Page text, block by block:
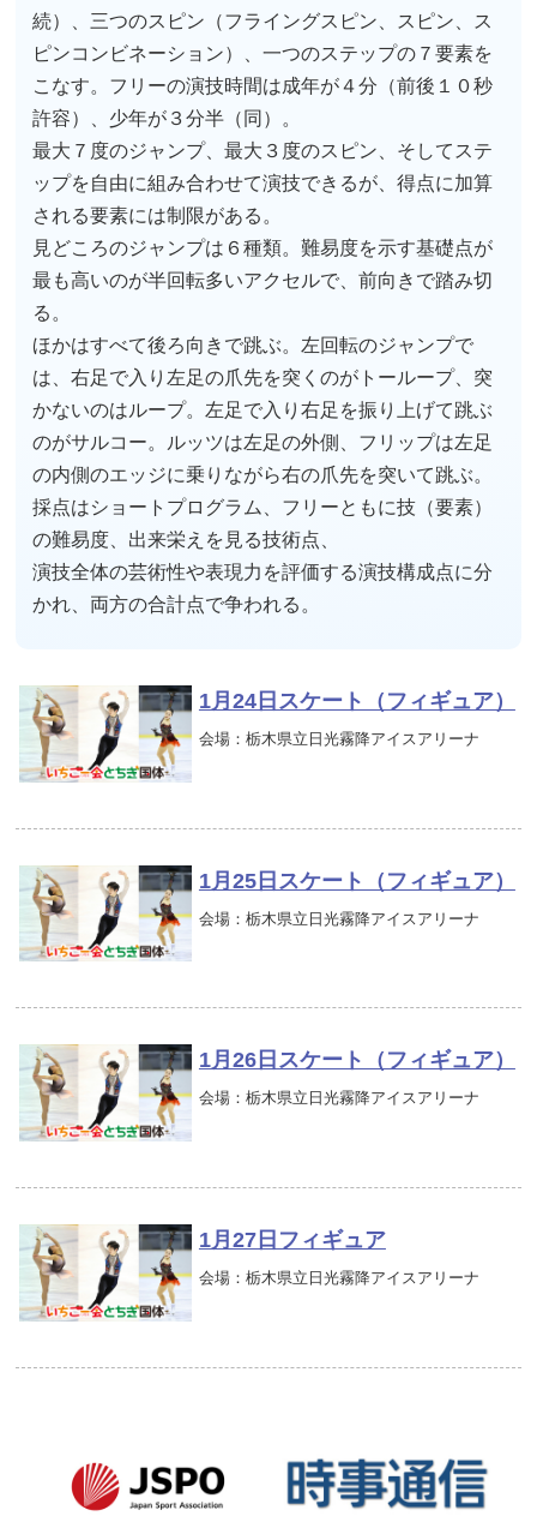
続）、三つのスピン（フライングスピン、スピン、ス
ピンコンビネーション）、一つのステップの７要素を
こなす。フリーの演技時間は成年が４分（前後１０秒
許容）、少年が３分半（同）。
最大７度のジャンプ、最大３度のスピン、そしてステ
ップを自由に組み合わせて演技できるが、得点に加算
される要素には制限がある。
見どころのジャンプは６種類。難易度を示す基礎点が
最も高いのが半回転多いアクセルで、前向きで踏み切
る。
ほかはすべて後ろ向きで跳ぶ。左回転のジャンプで
は、右足で入り左足の爪先を突くのがトーループ、突
かないのはループ。左足で入り右足を振り上げて跳ぶ
のがサルコー。ルッツは左足の外側、フリップは左足
の内側のエッジに乗りながら右の爪先を突いて跳ぶ。
採点はショートプログラム、フリーともに技（要素）
の難易度、出来栄えを見る技術点、
演技全体の芸術性や表現力を評価する演技構成点に分
かれ、両方の合計点で争われる。
1月24日スケート（フィギュア）
会場：栃木県立日光霧降アイスアリーナ
1月25日スケート（フィギュア）
会場：栃木県立日光霧降アイスアリーナ
1月26日スケート（フィギュア）
会場：栃木県立日光霧降アイスアリーナ
1月27日フィギュア
会場：栃木県立日光霧降アイスアリーナ